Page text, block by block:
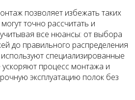
позволяет избежать таких
точно рассчитать и
все нюансы: от выбора
до правильного распределения
специализированные
процесс монтажа и
эксплуатацию полок без